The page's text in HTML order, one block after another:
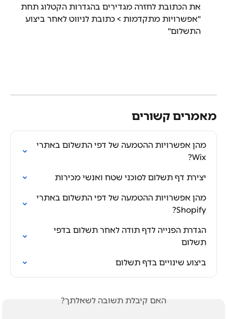
את הכתובת לחזרה מגדירים בהגדרות הקטלוג תחת
"אפשרויות מתקדמות > כתובת לניווט לאחר ביצוע
התשלום"
מאמרים קשורים
מהן אפשרויות ההטמעה של דפי התשלום באתרי
Wix?
יצירת דף תשלום לסוכני שטח ואנשי מכירות
מהן אפשרויות ההטמעה של דפי התשלום באתרי
Shopify?
הגדרת הפנייה לדף תודה לאחר תשלום בדפי
תשלום
ביצוע שינויים בדף תשלום
האם קיבלת תשובה לשאלתך?